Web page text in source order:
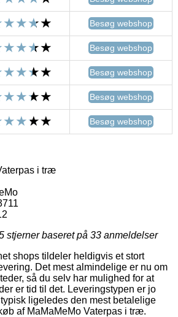
Besøg webshop
Besøg webshop
Besøg webshop
Besøg webshop
Besøg webshop
i træ
stjerner baseret på 33 anmeldelser
shops tildeler heldigvis et stort
Det mest almindelige er nu om
så du selv har mulighed for at
er tid til det. Leveringstypen er jo
ligeledes den mest betalelige
af MaMaMeMo Vaterpas i træ.